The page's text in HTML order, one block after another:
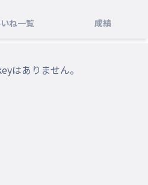
ね一覧 成績
はありません。